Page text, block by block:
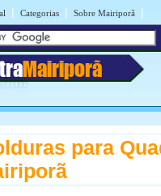
| Categorias | Sobre Mairiporã |
Mairiporã
para